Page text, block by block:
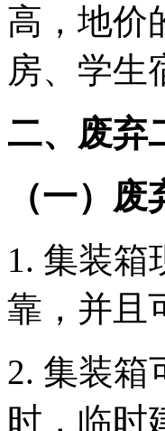
高，地价
房、学生
二、废弃
（一）
1. 集装箱
靠，并且
2. 集装箱
时，临时